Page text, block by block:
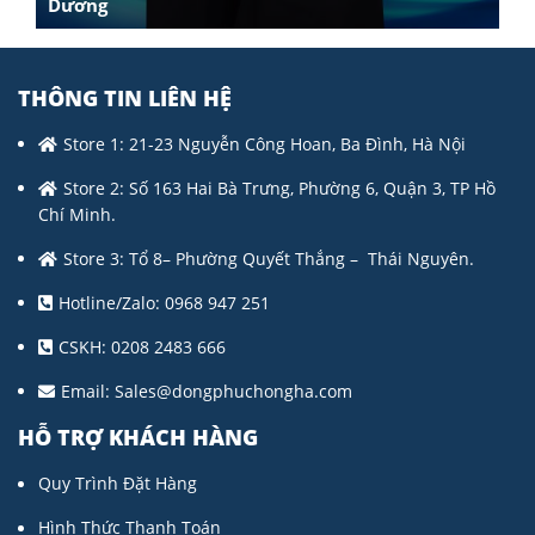
THÔNG TIN LIÊN HỆ
Store 1: 21-23 Nguyễn Công Hoan, Ba Đình, Hà Nội
Store 2: Số 163 Hai Bà Trưng, Phường 6, Quận 3, TP Hồ
Chí Minh.
Store 3: Tổ 8– Phường Quyết Thắng – Thái Nguyên.
Hotline/Zalo: 0968 947 251
CSKH: 0208 2483 666
Email: Sales@dongphuchongha.com
HỖ TRỢ KHÁCH HÀNG
Quy Trình Đặt Hàng
Hình Thức Thanh Toán